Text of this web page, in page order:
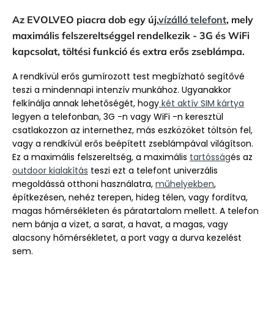
Az EVOLVEO piacra dob egy új,vízálló telefont, mely
maximális felszereltséggel rendelkezik - 3G és WiFi
kapcsolat, töltési funkció és extra erős zseblámpa.
A rendkívül erős gumírozott test megbízható segítővé
teszi a mindennapi intenzív munkához. Ugyanakkor
felkínálja annak lehetőségét, hogy két aktív SIM kártya
legyen a telefonban, 3G -n vagy WiFi -n keresztül
csatlakozzon az internethez, más eszközöket töltsön fel,
vagy a rendkívül erős beépített zseblámpával világítson.
Ez a maximális felszereltség, a maximális tartósságés az
outdoor kialakítás teszi ezt a telefont univerzális
megoldássá otthoni használatra, műhelyekben,
építkezésen, nehéz terepen, hideg télen, vagy fordítva,
magas hőmérsékleten és páratartalom mellett. A telefon
nem bánja a vizet, a sarat, a havat, a magas, vagy
alacsony hőmérsékletet, a port vagy a durva kezelést
sem.